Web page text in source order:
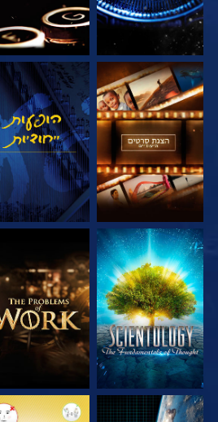
בדוק את הסדרה צפה
בדוק את הסדרה בדוק את הסדרה